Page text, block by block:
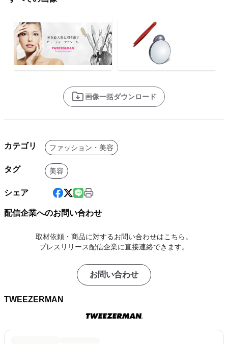
画像一括ダウンロード
カテゴリ ファッション・美容
タグ 美容
シェア
配信企業へのお問い合わせ
取材依頼・商品に対するお問い合わせはこちら。
プレスリリース配信企業に直接連絡できます。
お問い合わせ
TWEEZERMAN